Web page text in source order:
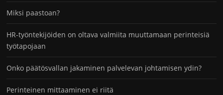
Miksi paastoan?
HR-työntekijöiden on oltava valmiita muuttamaan perinteisiä
työtapojaan
Onko päätösvallan jakaminen palvelevan johtamisen ydin?
Perinteinen mittaaminen ei riitä